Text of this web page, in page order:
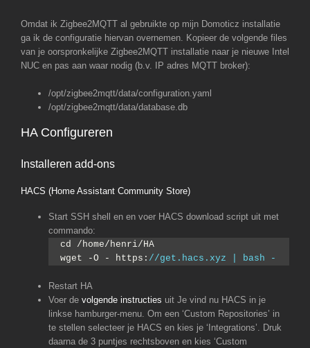
Omdat ik Zigbee2MQTT al gebruikte op mijn Domoticz installatie
ga ik de configuratie hiervan overnemen. Kopieer de volgende files
van je oorspronkelijke Zigbee2MQTT installatie naar je nieuwe Intel
NUC en pas aan waar nodig (b.v. IP adres MQTT broker):
/opt/zigbee2mqtt/data/configuration.yaml
/opt/zigbee2mqtt/data/database.db
HA Configureren
Installeren add-ons
HACS (Home Assistant Community Store)
Start SSH shell en en voer HACS download script uit met
commando:
cd /home/henri/HA
wget -O - https: //get.hacs.xyz | bash -
Restart HA
Voer de volgende instructies uit Je vind nu HACS in je
linkse hamburger-menu. Om een ‘Custom Repositories’ in
te stellen selecteer je HACS en kies je ‘Integrations’. Druk
daarna de 3 puntjes rechtsboven en kies ‘Custom